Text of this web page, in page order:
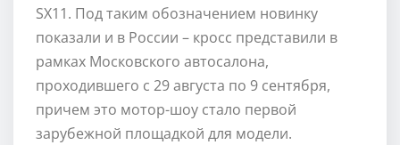
SX11. Под таким обозначением новинку
показали и в России – кросс представили в
рамках Московского автосалона,
проходившего с 29 августа по 9 сентября,
причем это мотор-шоу стало первой
зарубежной площадкой для модели.